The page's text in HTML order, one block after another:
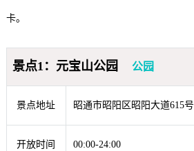
用车百科
销量榜
经销商
卡。
景点1：元宝山公园 公园
景点地址 昭通市昭阳区昭阳大道615号
开放时间 00:00-24:00